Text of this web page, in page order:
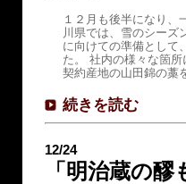
１２月も後半になり、
川県では、雪のシーズ
に向けての準備として
た。 社内の様々な箇所
契約産地の山田錦の藁
続きを読む
12/24
「明治蔵の